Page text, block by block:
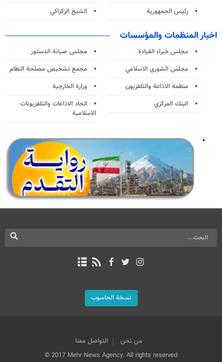
رئيس الجمهورية
الشيخ الزكزاكي
اخبار المنظمات والمؤسسات
مجلس خبراء القيادة
مجلس صيانة الدستور
مجلس الشورى الاسلامي
مجمع تشخيص مصلحة النظام
منظمة الاذاعة والتلفزیون
وزارة الخارجية
البنك المركزي
اتحاد الاذاعات والتلفزيونات
الاسلامية
نسخة الحاسوب
من نحن
التواصل معنا
© 2017 Mehr News Agency. All rights reserved